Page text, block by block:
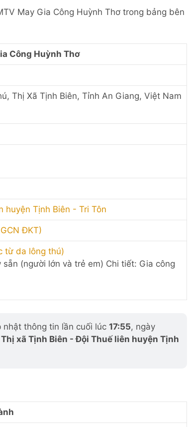
May Gia Công Huỳnh Thơ trong bảng bên
Công Huỳnh Thơ
Thị Xã Tịnh Biên, Tỉnh An Giang, Việt Nam
huyện Tịnh Biên - Tri Tôn
ĐKT)
từ da lông thú)
(người lớn và trẻ em) Chi tiết: Gia công
thông tin lần cuối lúc 17:55, ngày
Thị xã Tịnh Biên - Đội Thuế liên huyện Tịnh